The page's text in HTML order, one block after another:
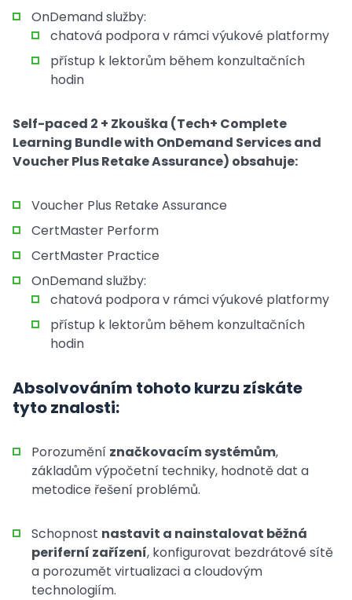
OnDemand služby:
chatová podpora v rámci výukové platformy
přístup k lektorům během konzultačních
hodin
Self-paced 2 + Zkouška (Tech+ Complete
Learning Bundle with OnDemand Services and
Voucher Plus Retake Assurance) obsahuje:
Voucher Plus Retake Assurance
CertMaster Perform
CertMaster Practice
OnDemand služby:
chatová podpora v rámci výukové platformy
přístup k lektorům během konzultačních
hodin
Absolvováním tohoto kurzu získáte
tyto znalosti:
Porozumění značkovacím systémům,
základům výpočetní techniky, hodnotě dat a
metodice řešení problémů.
Schopnost nastavit a nainstalovat běžná
periferní zařízení, konfigurovat bezdrátové sítě
a porozumět virtualizaci a cloudovým
technologiím.